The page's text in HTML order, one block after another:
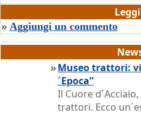
» Aggiungi un commento
»Museo trattori:
´Epoca”
Il Cuore
trattori. Ecco